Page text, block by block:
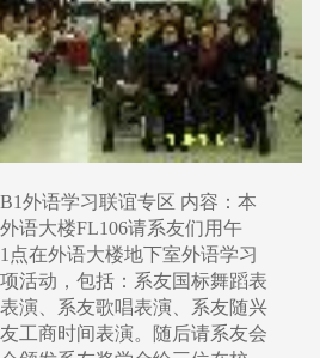
外语学习联谊专区 内容：本
语大楼FL106请系友们用午
点在外语大楼地下室外语学习
活动，包括：系友国标舞蹈表
演、系友歌唱表演、系友随兴
工商时间表演。随后请系友会